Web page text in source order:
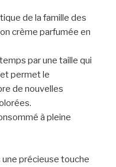
de la famille des
crème parfumée en
par une taille qui
permet le
de nouvelles
à pleine
précieuse touche